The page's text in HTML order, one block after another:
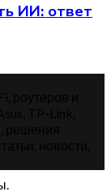
ИИ: ответ